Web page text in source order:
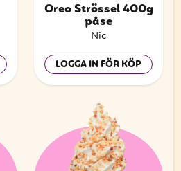
Oreo Strössel 400g
påse
Nic
LOGGA IN FÖR KÖP